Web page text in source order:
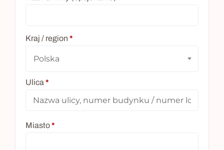
Kraj / region *
Polska
Ulica *
Miasto*